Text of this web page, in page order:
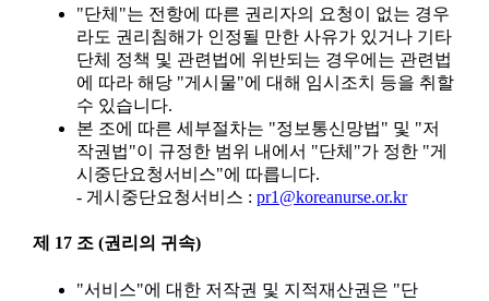
"단체"는 전항에 따른 권리자의 요청이 없는 경우
라도 권리침해가 인정될 만한 사유가 있거나 기타
단체 정책 및 관련법에 위반되는 경우에는 관련법
에 따라 해당 "게시물"에 대해 임시조치 등을 취할
수 있습니다.
본 조에 따른 세부절차는 "정보통신망법" 및 "저
작권법"이 규정한 범위 내에서 "단체"가 정한 "게
시중단요청서비스"에 따릅니다.
- 게시중단요청서비스 : pr1@koreanurse.or.kr
제 17 조 (권리의 귀속)
"서비스"에 대한 저작권 및 지적재산권은 "단